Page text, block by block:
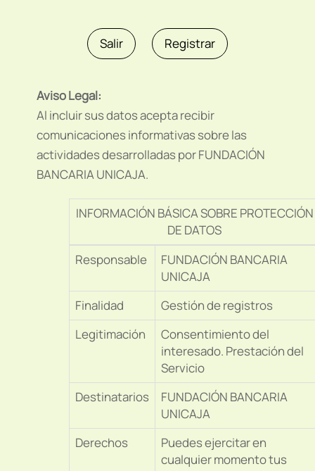
Aviso Legal:
Al incluir sus datos acepta recibir
comunicaciones informativas sobre las
actividades desarrolladas por FUNDACIÓN
BANCARIA UNICAJA.
INFORMACIÓN BÁSICA SOBRE PROTECCIÓN
DE DATOS
Responsable
FUNDACIÓN BANCARIA
UNICAJA
Finalidad
Gestión de registros
Legitimación
Consentimiento del
interesado. Prestación del
Servicio
Destinatarios
FUNDACIÓN BANCARIA
UNICAJA
Derechos
Puedes ejercitar en
cualquier momento tus